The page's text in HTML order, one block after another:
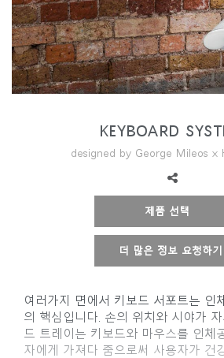
지역 설정
Opens
to
Facebook
Opens
to
Twitter
Opens
to
Linkedin
Opens
to
Instagram
Opens
to
Humanscale
Opens
to
Pinterest
Opens
to
YouTube
KEYBOARD
designed by George Mileos x
제품 선택
더 많은 정보 요청하기
여러가지 면에서 키보드 서포트는 인
의 핵심입니다. 손의 위치와 시야가
드 트레이는 키보드와 마우스를 인체
자에게 가져다 줌으로써 사용자가 건